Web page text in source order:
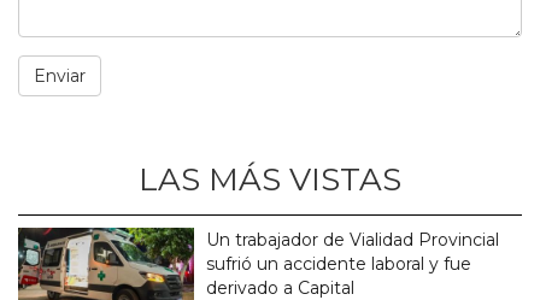
LAS MÁS VISTAS
Un trabajador de Vialidad Provincial
sufrió un accidente laboral y fue
derivado a Capital